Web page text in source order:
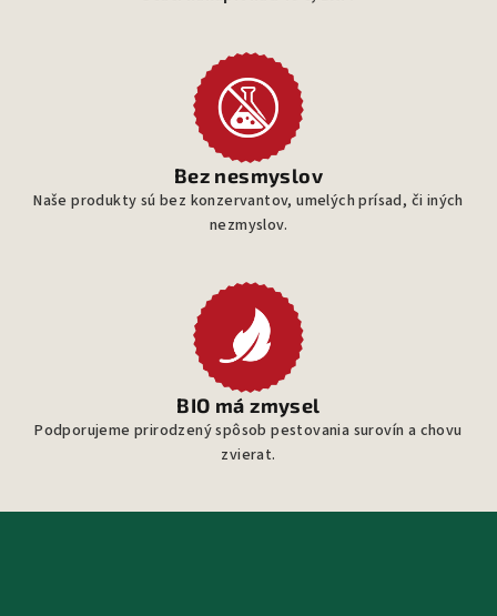
Bez nesmyslov
Naše produkty sú bez konzervantov, umelých prísad, či iných
nezmyslov.
BIO má zmysel
Podporujeme prirodzený spôsob pestovania surovín a chovu
zvierat.